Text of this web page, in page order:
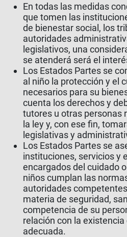
En todas las medidas
que tomen las
de bienestar social, los
autoridades
legislativos, una
se atenderá será el
Los Estados Partes se
al niño la protección y el
necesarios para su
cuenta los derechos y
tutores u otras personas
la ley y, con ese fin,
legislativas y
Los Estados Partes se
instituciones, servicios y
encargados del cuidado
niños cumplan las
autoridades
materia de seguridad,
competencia de su
relación con la
adecuada.